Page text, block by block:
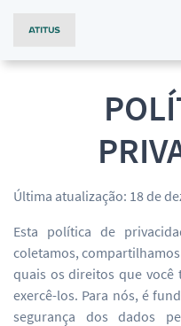
Última atualização: 18 de
Esta política de
coletamos,
quais os direitos que você
exercê-los. Para nós, é
segurança dos dados